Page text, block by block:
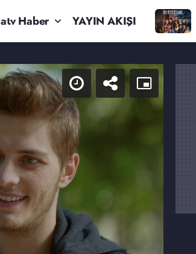
atv Haber YAYIN AKIŞI